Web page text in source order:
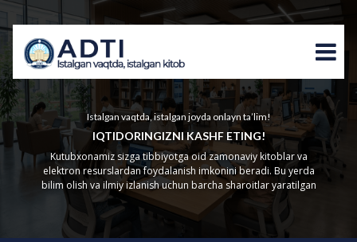
Istalgan vaqtda, istalgan joyda onlayn ta’lim!
IQTIDORINGIZNI KASHF ETING!
Kutubxonamiz sizga tibbiyotga oid zamonaviy kitoblar va
elektron resurslardan foydalanish imkonini beradi. Bu yerda
bilim olish va ilmiy izlanish uchun barcha sharoitlar yaratilgan